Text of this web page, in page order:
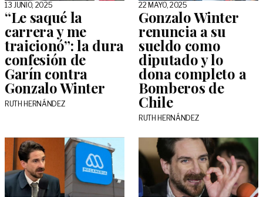
13 JUNIO, 2025
“Le saqué la
carrera y me
traicionó”: la dura
confesión de
Garín contra
Gonzalo Winter
RUTH HERNÁNDEZ
22 MAYO, 2025
Gonzalo Winter
renuncia a su
sueldo como
diputado y lo
dona completo a
Bomberos de
Chile
RUTH HERNÁNDEZ